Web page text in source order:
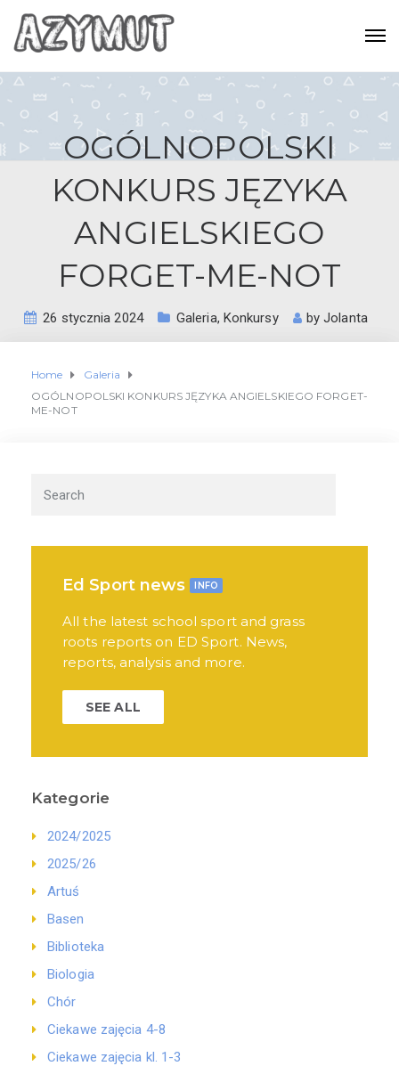
OGÓLNOPOLSKI
KONKURS JĘZYKA
ANGIELSKIEGO
FORGET-ME-NOT
26 stycznia 2024 Galeria, Konkursy byJolanta
Home
Galeria
OGÓLNOPOLSKI KONKURS JĘZYKA ANGIELSKIEGO FORGET-
ME-NOT
Ed Sport news INFO
All the latest school sport and grass
roots reports on ED Sport. News,
reports, analysis and more.
SEE ALL
Kategorie
2024/2025
2025/26
Artuś
Basen
Biblioteka
Biologia
Chór
Ciekawe zajęcia 4-8
Ciekawe zajęcia kl. 1-3